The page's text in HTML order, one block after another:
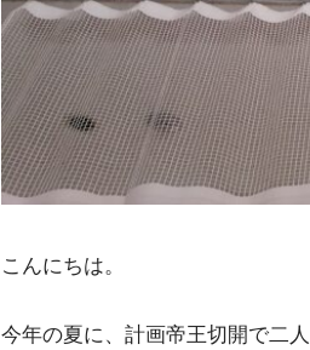
こんにちは。
今年の夏に、計画帝王切開で二